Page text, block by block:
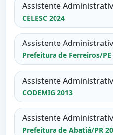
Assistente
CELESC 2024
Assistente
Prefeitura de Ferreiros/PE
Assistente
CODEMIG 2013
Assistente
Prefeitura de Abatiá/PR